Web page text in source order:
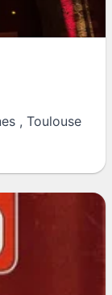
, Toulouse